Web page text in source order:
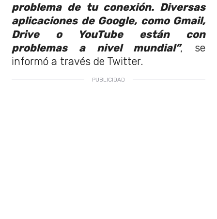
problema de tu conexión. Diversas
aplicaciones de Google, como Gmail,
Drive o YouTube están con
problemas a nivel mundial”, se
informó a través de Twitter.